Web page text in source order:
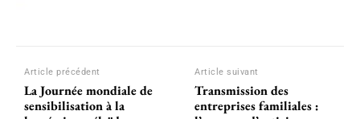
Article précédent
La Journée mondiale de
sensibilisation à la
Article suivant
Transmission des
entreprises familiales :